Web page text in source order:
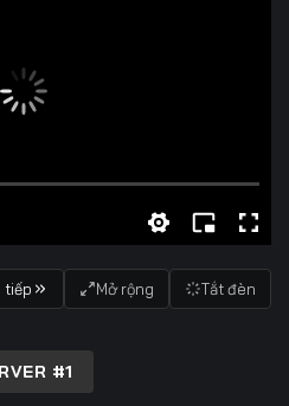
tiếp Mở rộng Tắt đèn
#1